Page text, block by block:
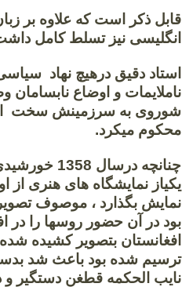
قابل ذکر است که علاوه بر
انگلیسی نیز تسلط کامل
استاد دقیق درهیچ نهاد
ناملایمات و اوضاع نابسامان
شوروی به سرزمینش سخت
محکوم میکرد.
چنانچه
یکیاز نمایشگاه های هنری از
نمایش بگذارد ، موصوف تصویر
بود در آن حضور روسها را در
افغانستان بتصویر کشیده
ترسیم شده بود باعث شد
نایب الحکمه قطغن دستگیر